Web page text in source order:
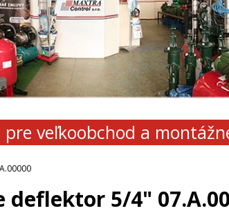
pre veľkoobchod a
deflektor 5/4"